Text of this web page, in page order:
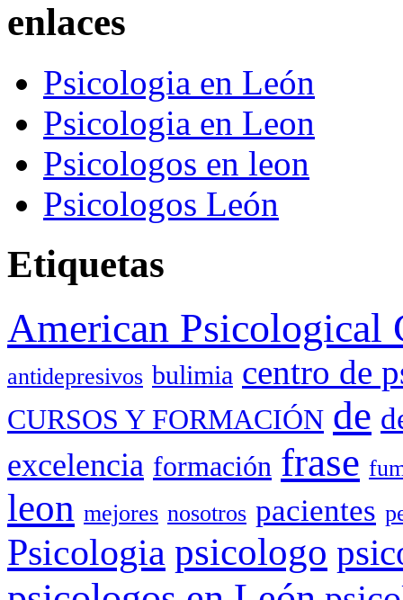
enlaces
Psicologia en León
Psicologia en Leon
Psicologos en leon
Psicologos León
Etiquetas
American Psicological
antidepresivos bulimia centro de
CURSOS Y FORMACIÓN de
excelencia formación frase
leon mejores nosotros pacientes
Psicologia psicologo